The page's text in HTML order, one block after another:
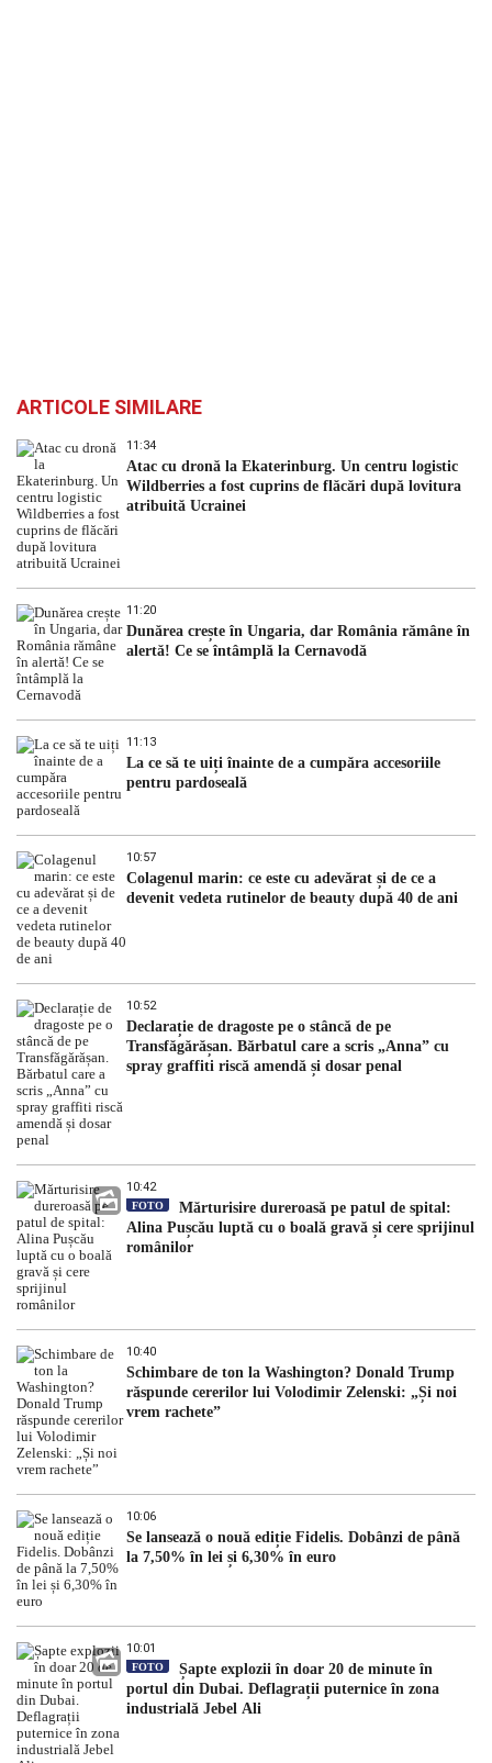
ARTICOLE SIMILARE
11:34
Atac cu dronă la Ekaterinburg. Un centru logistic
Wildberries a fost cuprins de flăcări după lovitura
atribuită Ucrainei
11:20
Dunărea crește în Ungaria, dar România rămâne în
alertă! Ce se întâmplă la Cernavodă
11:13
La ce să te uiți înainte de a cumpăra accesoriile
pentru pardoseală
10:57
Colagenul marin: ce este cu adevărat și de ce a
devenit vedeta rutinelor de beauty după 40 de ani
10:52
Declarație de dragoste pe o stâncă de pe
Transfăgărășan. Bărbatul care a scris „Anna” cu
spray graffiti riscă amendă și dosar penal
10:42
FOTO
Mărturisire dureroasă pe patul de spital:
Alina Pușcău luptă cu o boală gravă și cere sprijinul
românilor
10:40
Schimbare de ton la Washington? Donald Trump
răspunde cererilor lui Volodimir Zelenski: „Și noi
vrem rachete”
10:06
Se lansează o nouă ediție Fidelis. Dobânzi de până
la 7,50% în lei și 6,30% în euro
10:01
FOTO
Șapte explozii în doar 20 de minute în
portul din Dubai. Deflagrații puternice în zona
industrială Jebel Ali